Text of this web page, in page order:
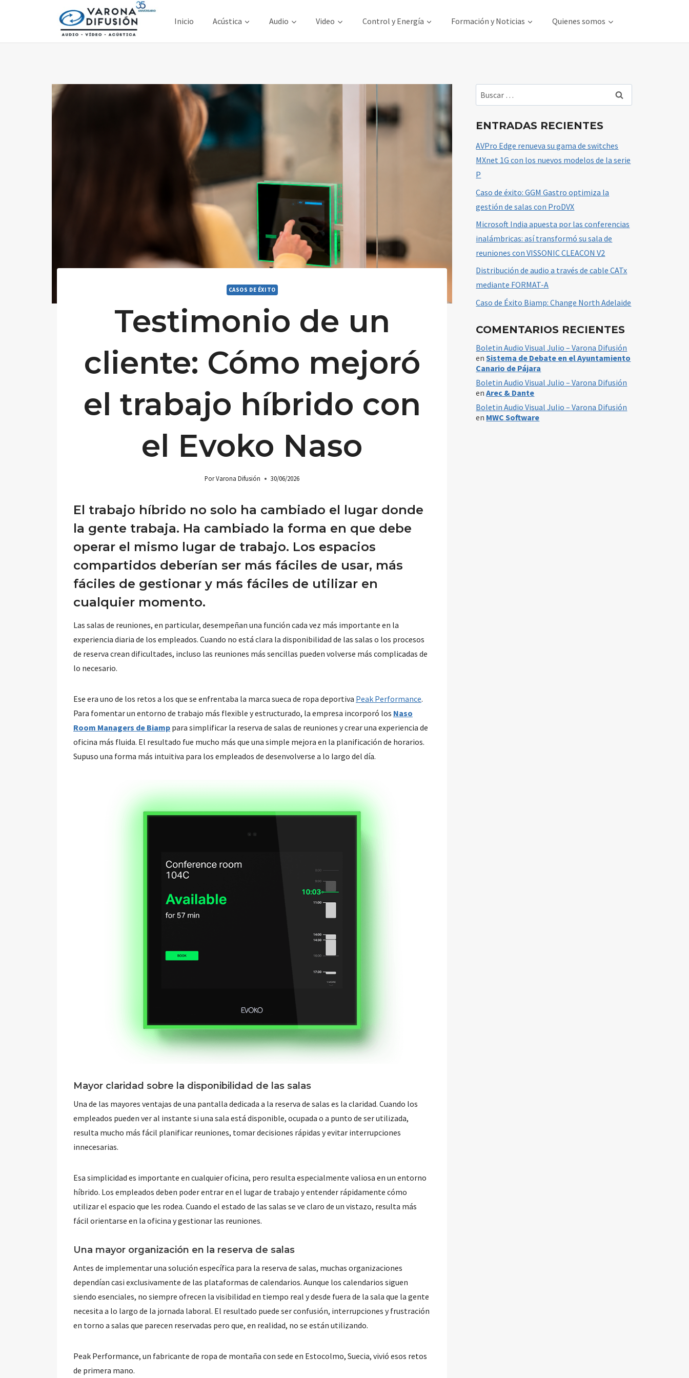
Inicio Acústica Audio Video Control y Energía Formación y Noticias Quienes somos
CASOS DE ÉXITO
Testimonio de un
cliente: Cómo mejoró
el trabajo híbrido con
el Evoko Naso
PorVarona Difusión 30/06/2026
El trabajo híbrido no solo ha cambiado el lugar donde
la gente trabaja. Ha cambiado la forma en que debe
operar el mismo lugar de trabajo. Los espacios
compartidos deberían ser más fáciles de usar, más
fáciles de gestionar y más fáciles de utilizar en
cualquier momento.
Las salas de reuniones, en particular, desempeñan una función cada vez más importante en la
experiencia diaria de los empleados. Cuando no está clara la disponibilidad de las salas o los procesos
de reserva crean dificultades, incluso las reuniones más sencillas pueden volverse más complicadas de
lo necesario.
Ese era uno de los retos a los que se enfrentaba la marca sueca de ropa deportiva Peak Performance.
Para fomentar un entorno de trabajo más flexible y estructurado, la empresa incorporó los Naso
Room Managers de Biamp para simplificar la reserva de salas de reuniones y crear una experiencia de
oficina más fluida. El resultado fue mucho más que una simple mejora en la planificación de horarios.
Supuso una forma más intuitiva para los empleados de desenvolverse a lo largo del día.
Mayor claridad sobre la disponibilidad de las salas
Una de las mayores ventajas de una pantalla dedicada a la reserva de salas es la claridad. Cuando los
empleados pueden ver al instante si una sala está disponible, ocupada o a punto de ser utilizada,
resulta mucho más fácil planificar reuniones, tomar decisiones rápidas y evitar interrupciones
innecesarias.
Esa simplicidad es importante en cualquier oficina, pero resulta especialmente valiosa en un entorno
híbrido. Los empleados deben poder entrar en el lugar de trabajo y entender rápidamente cómo
utilizar el espacio que les rodea. Cuando el estado de las salas se ve claro de un vistazo, resulta más
fácil orientarse en la oficina y gestionar las reuniones.
Una mayor organización en la reserva de salas
Antes de implementar una solución específica para la reserva de salas, muchas organizaciones
dependían casi exclusivamente de las plataformas de calendarios. Aunque los calendarios siguen
siendo esenciales, no siempre ofrecen la visibilidad en tiempo real y desde fuera de la sala que la gente
necesita a lo largo de la jornada laboral. El resultado puede ser confusión, interrupciones y frustración
en torno a salas que parecen reservadas pero que, en realidad, no se están utilizando.
Peak Performance, un fabricante de ropa de montaña con sede en Estocolmo, Suecia, vivió esos retos
de primera mano.
Buscar:
ENTRADAS RECIENTES
AVPro Edge renueva su gama de switches
MXnet 1G con los nuevos modelos de la serie
P
Caso de éxito: GGM Gastro optimiza la
gestión de salas con ProDVX
Microsoft India apuesta por las conferencias
inalámbricas: así transformó su sala de
reuniones con VISSONIC CLEACON V2
Distribución de audio a través de cable CATx
mediante FORMAT-A
Caso de Éxito Biamp: Change North Adelaide
COMENTARIOS RECIENTES
Boletin Audio Visual Julio – Varona Difusión
enSistema de Debate en el Ayuntamiento
Canario de Pájara
Boletin Audio Visual Julio – Varona Difusión
enArec & Dante
Boletin Audio Visual Julio – Varona Difusión
en MWC Software